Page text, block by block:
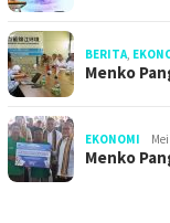
BERITA,
Menko
EKONOMI
Menko